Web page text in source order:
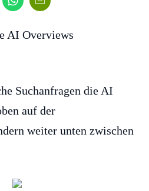
Suchanfragen die AI
auf der
weiter unten zwischen